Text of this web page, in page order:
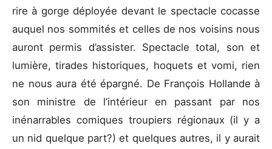
rire à gorge déployée devant le spectacle cocasse
auquel nos sommités et celles de nos voisins nous
auront permis d’assister. Spectacle total, son et
lumière, tirades historiques, hoquets et vomi, rien
ne nous aura été épargné. De François Hollande à
son ministre de l’intérieur en passant par nos
inénarrables comiques troupiers régionaux (il y a
un nid quelque part?) et quelques autres, il y aurait